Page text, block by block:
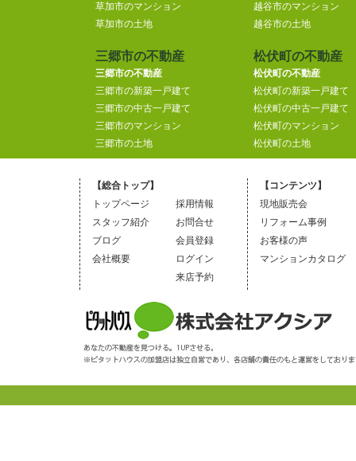
草加市のマンション
草加市の土地
越谷市のマンション
越谷市の土地
三郷市の不動産
三郷市の不動産
三郷市の新築一戸建て
三郷市の中古一戸建て
三郷市のマンション
三郷市の土地
松伏町の不動産
松伏町の不動産
松伏町の新築一戸建て
松伏町の中古一戸建て
松伏町のマンション
松伏町の土地
【総合トップ】
トップページ
スタッフ紹介
ブログ
会社概要
採用情報
お問合せ
会員登録
ログイン
来店予約
【コンテンツ】
現地販売会
リフォーム事例
お客様の声
マンションカタログ